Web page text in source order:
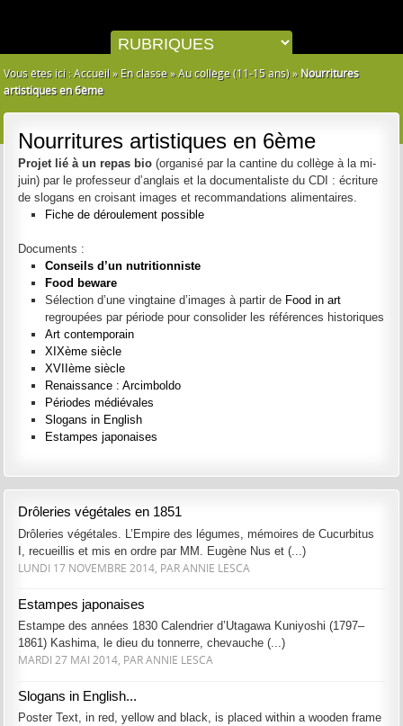
Vous êtes ici :Accueil » En classe »Au collège (11-15 ans) » Nourritures
artistiques en 6ème
Nourritures artistiques en 6ème
Projet lié à un repas bio (organisé par la cantine du collège à la mi-
juin) par le professeur d’anglais et la documentaliste du CDI : écriture
de slogans en croisant images et recommandations alimentaires.
Fiche de déroulement possible
Documents :
Conseils d’un nutritionniste
Food beware
Sélection d’une vingtaine d’images à partir de Food in art
regroupées par période pour consolider les références historiques
Art contemporain
XIXème siècle
XVIIème siècle
Renaissance : Arcimboldo
Périodes médiévales
Slogans in English
Estampes japonaises
Drôleries végétales en 1851
Drôleries végétales. L’Empire des légumes, mémoires de Cucurbitus
I, recueillis et mis en ordre par MM. Eugène Nus et (...)
LUNDI 17 NOVEMBRE 2014, PAR ANNIE LESCA
Estampes japonaises
Estampe des années 1830 Calendrier d’Utagawa Kuniyoshi (1797–
1861) Kashima, le dieu du tonnerre, chevauche (...)
MARDI 27 MAI 2014, PAR ANNIE LESCA
Slogans in English...
Poster Text, in red, yellow and black, is placed within a wooden frame